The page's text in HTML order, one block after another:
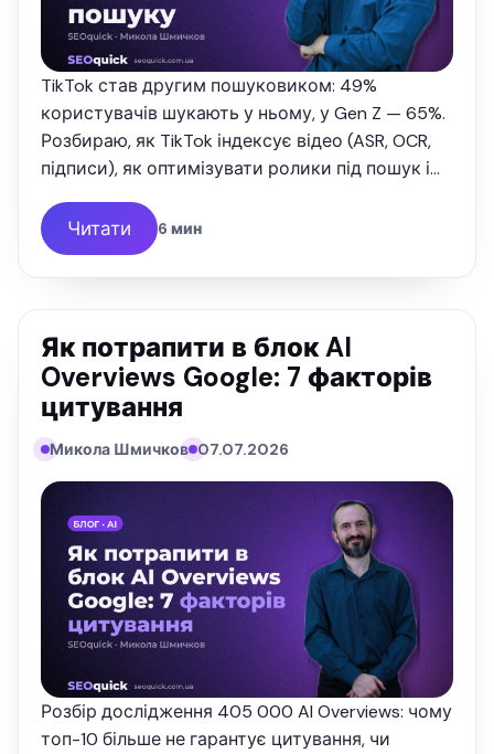
TikTok став другим пошуковиком: 49%
користувачів шукають у ньому, у Gen Z — 65%.
Розбираю, як TikTok індексує відео (ASR, OCR,
підписи), як оптимізувати ролики під пошук і
цифрами 2026 і досвідом …
Читати 6 мин
Як потрапити в блок AI
Overviews Google: 7 факторів
цитування
Микола Шмичков 07.07.2026
Розбір дослідження 405 000 AI Overviews: чому
топ-10 більше не гарантує цитування, чи